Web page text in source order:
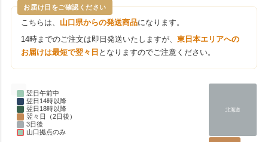
お届け日をご確認ください
こちらは、 山口県からの発送商品になります。
14時までのご注文は即日発送いたしますが、東日本エリアへの
お届けは最短で翌々日 となりますのでご注意ください。
翌日午前中
翌日14時以降
翌日18時以降
翌々日（2日後）
3日後
山口拠点のみ
北海道